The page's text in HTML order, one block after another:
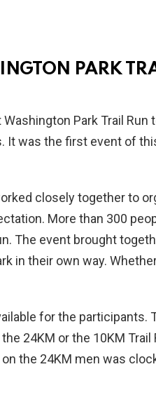
PARK
Park Trail Run
It was the first event of
closely together to
More than 300
The event brought
in their own way.
for the participants.
24KM or the 10KM
the 24KM men was